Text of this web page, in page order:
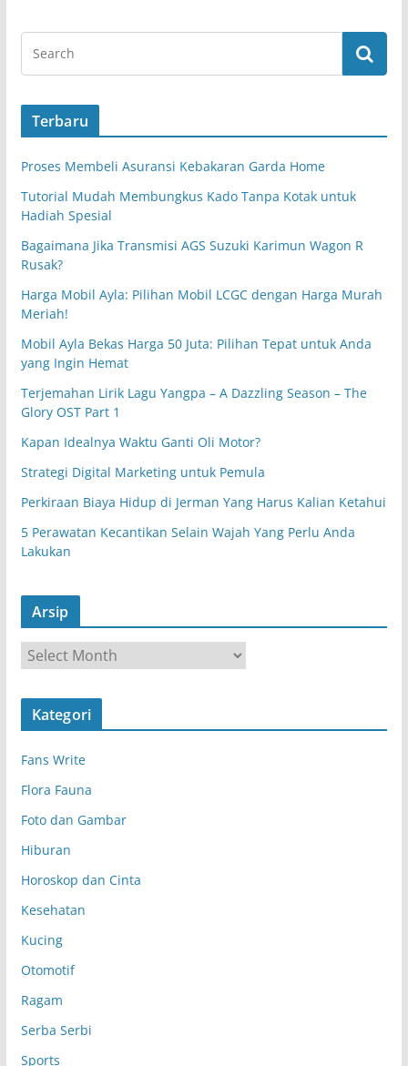
Terbaru
Proses Membeli Asuransi Kebakaran Garda Home
Tutorial Mudah Membungkus Kado Tanpa Kotak untuk
Hadiah Spesial
Bagaimana Jika Transmisi AGS Suzuki Karimun Wagon R
Rusak?
Harga Mobil Ayla: Pilihan Mobil LCGC dengan Harga Murah
Meriah!
Mobil Ayla Bekas Harga 50 Juta: Pilihan Tepat untuk Anda
yang Ingin Hemat
Terjemahan Lirik Lagu Yangpa – A Dazzling Season – The
Glory OST Part 1
Kapan Idealnya Waktu Ganti Oli Motor?
Strategi Digital Marketing untuk Pemula
Perkiraan Biaya Hidup di Jerman Yang Harus Kalian Ketahui
5 Perawatan Kecantikan Selain Wajah Yang Perlu Anda
Lakukan
Arsip
s
Kategori
Fans Write
Flora Fauna
Foto dan Gambar
Hiburan
Horoskop dan Cinta
Kesehatan
Kucing
Otomotif
Ragam
Serba Serbi
Sports